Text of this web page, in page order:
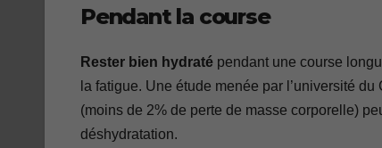
Pendant la course
Rester bien hydraté pendant une course
la fatigue. Une étude menée par l’université
(moins de 2% de perte de masse corporelle)
déshydratation.